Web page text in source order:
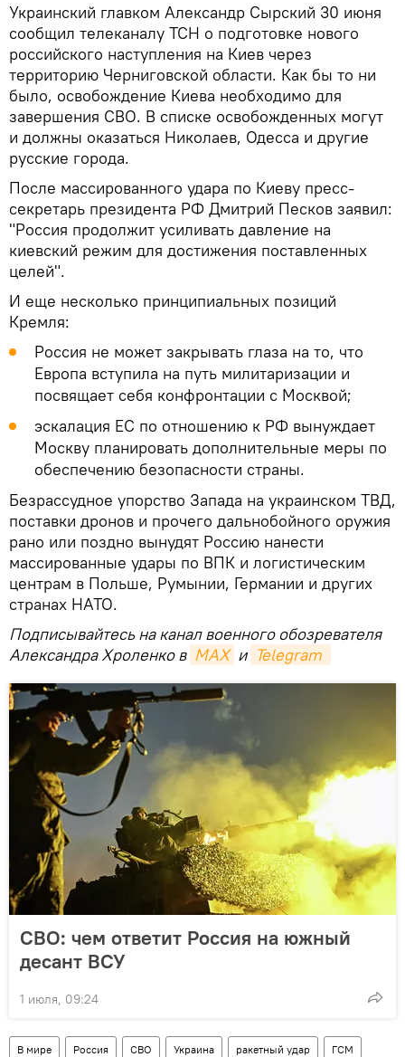
Украинский главком Александр Сырский 30 июня
сообщил телеканалу ТСН о подготовке нового
российского наступления на Киев через
территорию Черниговской области. Как бы то ни
было, освобождение Киева необходимо для
завершения СВО. В списке освобожденных могут
и должны оказаться Николаев, Одесса и другие
русские города.
После массированного удара по Киеву пресс-
секретарь президента РФ Дмитрий Песков заявил:
"Россия продолжит усиливать давление на
киевский режим для достижения поставленных
целей".
И еще несколько принципиальных позиций
Кремля:
Россия не может закрывать глаза на то, что
Европа вступила на путь милитаризации и
посвящает себя конфронтации с Москвой;
эскалация ЕС по отношению к РФ вынуждает
Москву планировать дополнительные меры по
обеспечению безопасности страны.
Безрассудное упорство Запада на украинском ТВД,
поставки дронов и прочего дальнобойного оружия
рано или поздно вынудят Россию нанести
массированные удары по ВПК и логистическим
центрам в Польше, Румынии, Германии и других
странах НАТО.
Подписывайтесь на канал военного обозревателя
Александра Хроленко в MAX и Telegram
СВО: чем ответит Россия на южный
десант ВСУ
1 июля, 09:24
В мире Россия СВО Украина ракетный удар ГСМ